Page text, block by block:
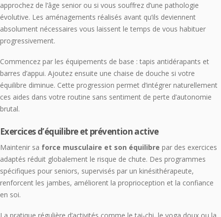
approchez de l’âge senior ou si vous souffrez d’une pathologie
évolutive. Les aménagements réalisés avant qu’ils deviennent
absolument nécessaires vous laissent le temps de vous habituer
progressivement.
Commencez par les équipements de base : tapis antidérapants et
barres d’appui. Ajoutez ensuite une chaise de douche si votre
équilibre diminue. Cette progression permet d’intégrer naturellement
ces aides dans votre routine sans sentiment de perte d’autonomie
brutal.
Exercices d’équilibre et prévention active
Maintenir sa force musculaire et son équilibre par des exercices
adaptés réduit globalement le risque de chute. Des programmes
spécifiques pour seniors, supervisés par un kinésithérapeute,
renforcent les jambes, améliorent la proprioception et la confiance
en soi.